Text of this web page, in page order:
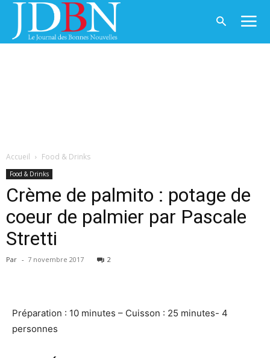
Accueil Food & Drinks
Food & Drinks
Crème de palmito : potage de
coeur de palmier par Pascale
Stretti
Par - 7 novembre 2017 2
Préparation : 10 minutes – Cuisson : 25 minutes- 4
personnes